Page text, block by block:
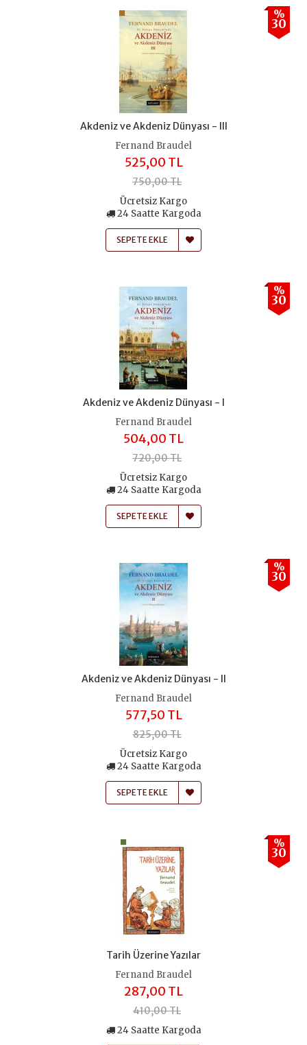
%
30
Akdeniz ve Akdeniz Dünyası - III
Fernand Braudel
525,00 TL
750,00 TL
Ücretsiz Kargo
24 Saatte Kargoda
SEPETE EKLE
%
30
Akdeniz ve Akdeniz Dünyası - I
Fernand Braudel
504,00 TL
720,00 TL
Ücretsiz Kargo
24 Saatte Kargoda
SEPETE EKLE
%
30
Akdeniz ve Akdeniz Dünyası - II
Fernand Braudel
577,50 TL
825,00 TL
Ücretsiz Kargo
24 Saatte Kargoda
SEPETE EKLE
%
30
Tarih Üzerine Yazılar
Fernand Braudel
287,00 TL
410,00 TL
24 Saatte Kargoda